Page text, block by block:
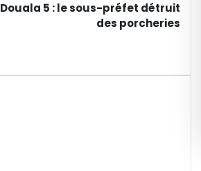
Douala 5 : le sous-préfet détruit
des porcheries